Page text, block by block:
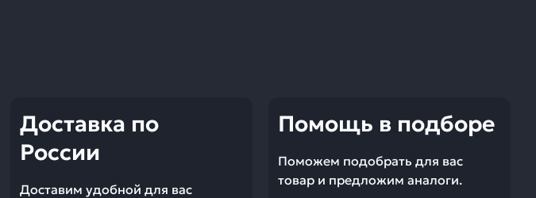
Доставка по
России
Доставим удобной для вас
Помощь в подборе
Поможем подобрать для вас
товар и предложим аналоги.